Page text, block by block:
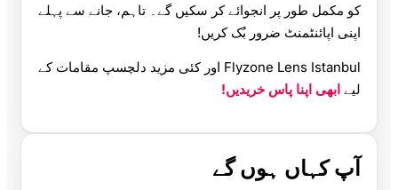
کو مکمل طور پر انجوائے کر سکیں گے۔ تاہم، جانے سے پہلے
اپنی اپائنٹمنٹ ضرور بُک کریں!
Flyzone Lens Istanbul اور کئی مزید دلچسپ مقامات کے
لیے ابھی اپنا پاس خریدیں!
آپ کہاں ہوں گے